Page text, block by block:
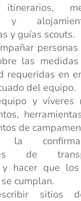
itinerarios,
y
y guías scouts.
las
requeridas en
del equipo.
y víveres
de
la
de
y hacer que
cumplan.
sitios